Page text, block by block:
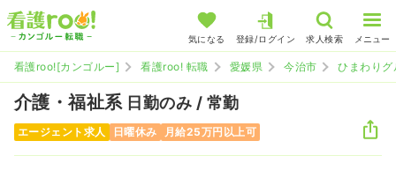
気になる 登録/ログイン 求人検索 メニュー
看護roo![カンゴルー] 看護roo! 転職 愛媛県 今治市 ひまわりグ
介護・福祉系 日勤のみ / 常勤
エージェント求人 日曜休み 月給25万円以上可